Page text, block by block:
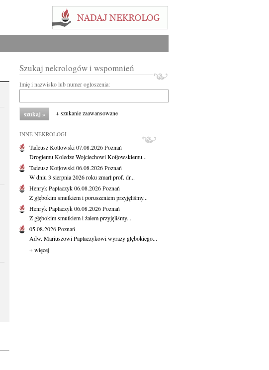
Szukaj nekrologów i wspomnień
Imię i nazwisko lub numer ogłoszenia:
+ szukanie zaawansowane
INNE NEKROLOGI
Tadeusz Kotłowski07.08.2026Poznań
Drogiemu Koledze Wojciechowi Kotłowskiemu...
Tadeusz Kotłowski06.08.2026Poznań
W dniu 3 sierpnia 2026 roku zmarł prof. dr...
Henryk Paplaczyk06.08.2026Poznań
Z głębokim smutkiem i poruszeniem przyjęliśmy...
Henryk Paplaczyk06.08.2026Poznań
Z głębokim smutkiem i żalem przyjęliśmy...
05.08.2026Poznań
Adw. Mariuszowi Paplaczykowi wyrazy głębokiego...
+ więcej